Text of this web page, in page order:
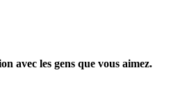
avec les gens que vous aimez.